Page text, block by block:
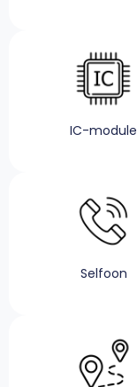
IC-module
Selfoon